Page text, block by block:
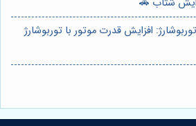
افزایش قدرت موتور با توربوشارژ